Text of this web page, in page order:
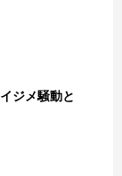
ジメ騒動と